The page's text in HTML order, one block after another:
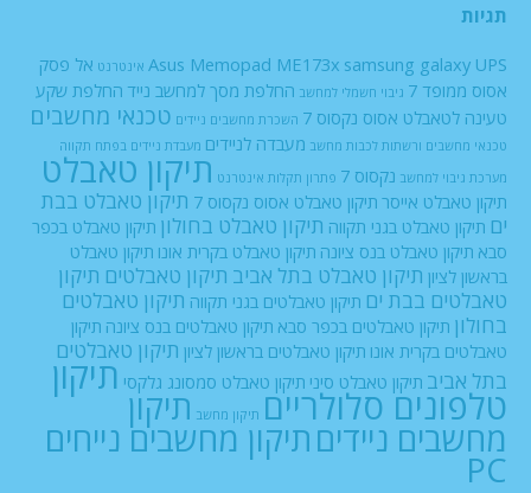
תגיות
Asus Memopad ME173x samsung galaxy UPS אינטרנט אל פסק
אסוס ממופד 7
גיבוי חשמלי למחשב החלפת מסך למחשב נייד החלפת שקע
טעינה לטאבלט אסוס נקסוס 7
השכרת מחשבים ניידים טכנאי מחשבים
טכנאי מחשבים ורשתות לכבות מחשב מעבדה לניידים מעבדת ניידים בפתח תקווה
מערכת גיבוי למחשב נקסוס 7 פתרון תקלות אינטרנט תיקון טאבלט
תיקון טאבלט אייסר תיקון טאבלט אסוס נקסוס 7
תיקון טאבלט בבת
ים תיקון טאבלט בגני תקווה תיקון טאבלט בחולון תיקון טאבלט בכפר
סבא תיקון טאבלט בנס ציונה תיקון טאבלט בקרית אונו תיקון טאבלט
בראשון לציון תיקון טאבלט בתל אביב תיקון טאבלטים תיקון
טאבלטים בבת ים תיקון טאבלטים בגני תקווה תיקון טאבלטים
בחולון תיקון טאבלטים בכפר סבא תיקון טאבלטים בנס ציונה תיקון
טאבלטים בקרית אונו תיקון טאבלטים בראשון לציון תיקון טאבלטים
בתל אביב תיקון טאבלט סיני תיקון טאבלט סמסונג גלקסי תיקון
טלפונים סלולריים תיקון מחשב תיקון
מחשבים ניידיםתיקון מחשבים נייחים
PC